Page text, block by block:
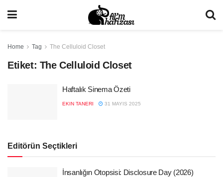
Home Tag The Celluloid Closet
Etiket: The Celluloid Closet
Haftalık Sinema Özeti
EKIN TANERI 31 MAYIS 2025
Editörün Seçtikleri
İnsanlığın Otopsisi: Disclosure Day (2026)